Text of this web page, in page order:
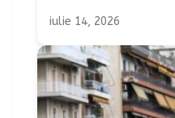
iulie 14, 2026